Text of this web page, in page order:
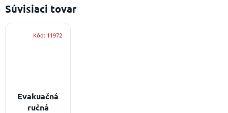
Súvisiaci tovar
Evakuačná
ručná
Kód: 11972